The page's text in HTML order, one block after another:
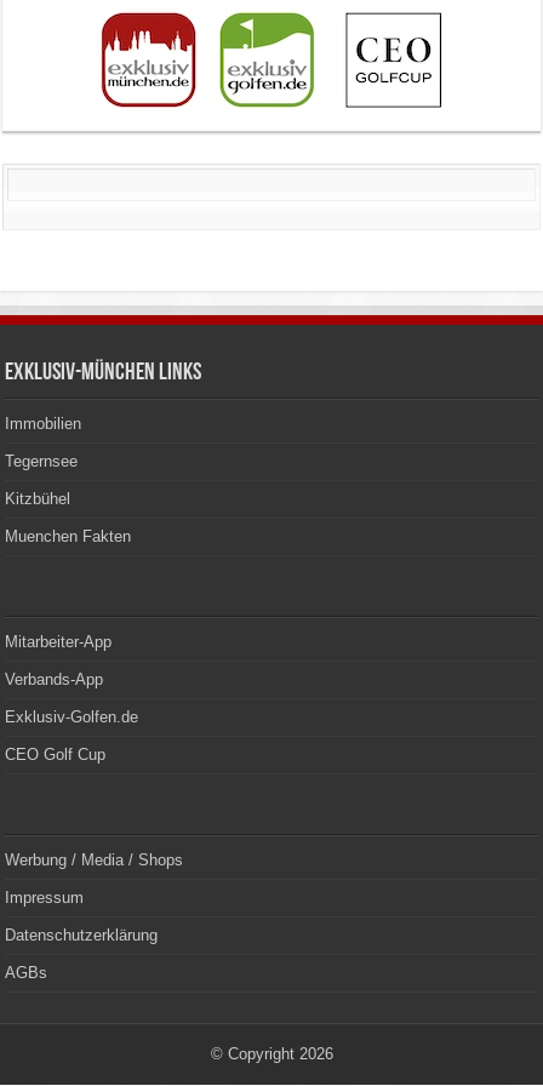
Exklusiv-München Links
Immobilien
Tegernsee
Kitzbühel
Muenchen Fakten
Mitarbeiter-App
Verbands-App
Exklusiv-Golfen.de
CEO Golf Cup
Werbung / Media / Shops
Impressum
Datenschutzerklärung
AGBs
© Copyright 2026